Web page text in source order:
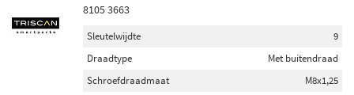
8105 3663
Sleutelwijdte
9
Draadtype
Met buitendraad
Schroefdraadmaat
M8x1,25